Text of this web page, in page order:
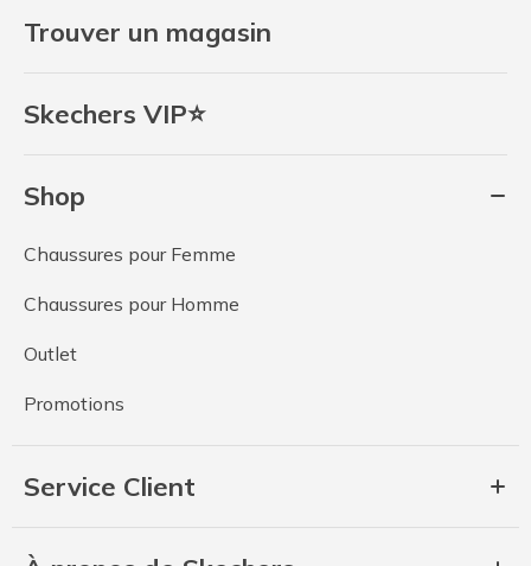
Trouver un magasin
Skechers VIP⭐
Shop
Chaussures pour Femme
Chaussures pour Homme
Outlet
Promotions
Service Client